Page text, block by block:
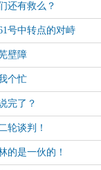
还有救么？
号中转点的对峙
壁障
个忙
完了？
轮谈判！
的是一伙的！